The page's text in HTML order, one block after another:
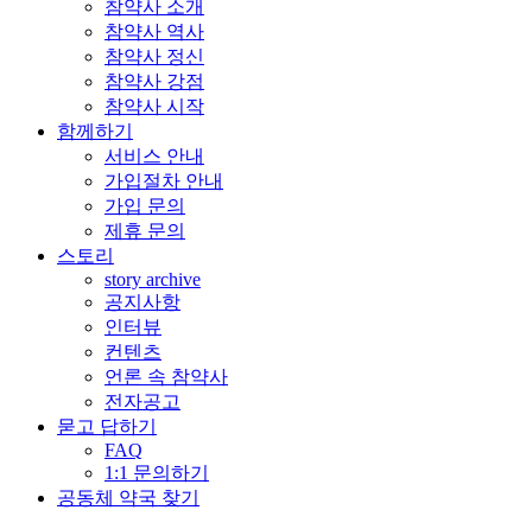
참약사 소개
참약사 역사
참약사 정신
참약사 강점
참약사 시작
함께하기
서비스 안내
가입절차 안내
가입 문의
제휴 문의
스토리
story archive
공지사항
인터뷰
컨텐츠
언론 속 참약사
전자공고
묻고 답하기
FAQ
1:1 문의하기
공동체 약국 찾기